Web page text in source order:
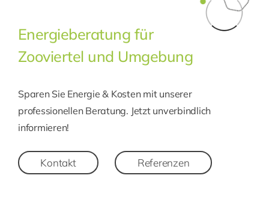
Unternehmen
Karriere
Kontakt
Energieberatung für
Zooviertel und Umgebung
Sparen Sie Energie & Kosten mit unserer
professionellen Beratung. Jetzt unverbindlich
informieren!
Kontakt Referenzen